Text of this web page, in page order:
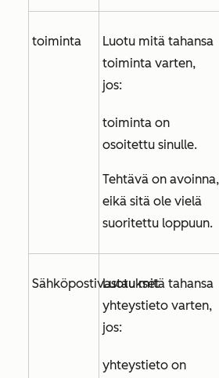
toiminta
Luotu mitä tahansa
toiminta varten,
jos:
toiminta on
osoitettu sinulle.
Tehtävä on avoinna,
eikä sitä ole vielä
suoritettu loppuun.
SähköpostivastauksetLuotu mitä tahansa
yhteystieto varten,
jos:
yhteystieto on